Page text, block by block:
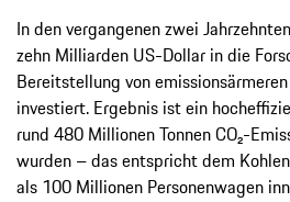
In den vergangenen zwei
zehn Milliarden US-Dollar in die
Bereitstellung von
investiert. Ergebnis ist ein
rund 480 Millionen Tonnen CO₂-
wurden – das entspricht dem
als 100 Millionen Personenwagen